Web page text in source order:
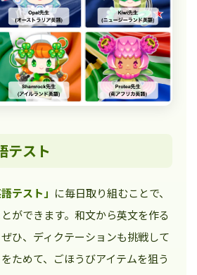
テスト
テスト」 に毎日取り組むことで、
ができます。和文から英文を作る
ひ、ディクテーションも挑戦して
ためて、ごほうびアイテムを狙う